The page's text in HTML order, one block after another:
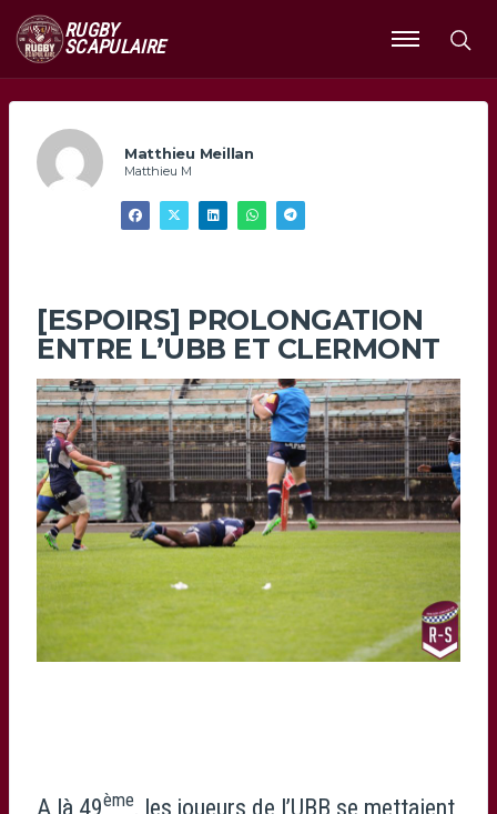
RUGBY
SCAPULAIRE
Ouvrir
le
Matthieu Meillan
Matthieu M
[ESPOIRS] PROLONGATION
ENTRE L’UBB ET CLERMONT
A là 49ème, les joueurs de l’UBB se mettaient